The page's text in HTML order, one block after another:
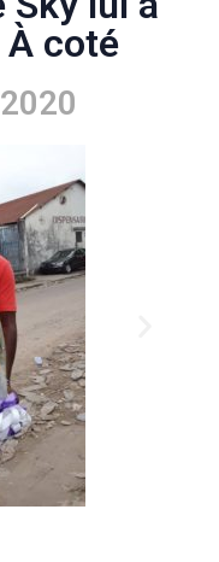
coté